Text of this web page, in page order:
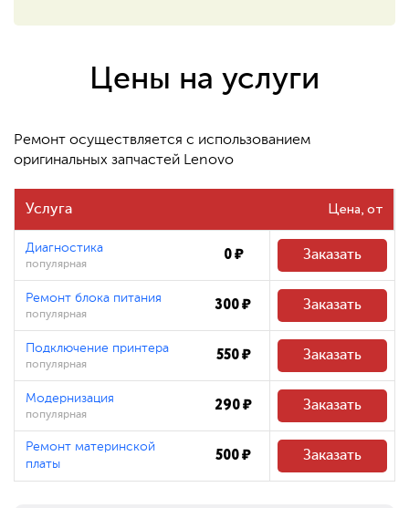
Цены на услуги
Ремонт осуществляется с использованием
оригинальных запчастей Lenovo
Услуга Цена
Диагностика
популярная 0 ₽ Заказать
Ремонт блока питания
популярная 300 ₽ Заказать
Подключение принтера
популярная 550 ₽ Заказать
Модернизация
популярная 290 ₽ Заказать
Ремонт материнской
платы
500 ₽ Заказать